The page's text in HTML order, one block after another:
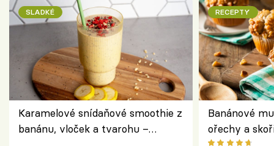
SLADKÉ
Karamelové snídaňové smoothie z
banánu, vloček a tvarohu –
RECEPTY
Banánové
ořechy a